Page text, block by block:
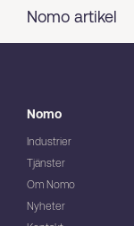
Nomo artikel
Nomo
Industrier
Tjänster
Om Nomo
Nyheter